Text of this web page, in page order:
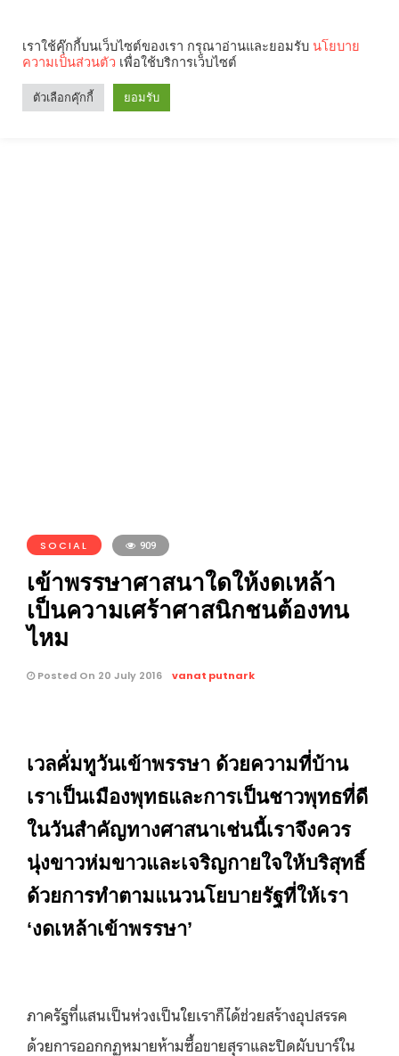
SOCIAL 909
เข้าพรรษาศาสนาใดให้งดเหล้า
เป็นความเศร้าศาสนิกชนต้องทน
ไหม
Posted On 20 July 2016 vanat putnark
เวลคั่มทูวันเข้าพรรษา ด้วยความที่บ้าน
เราเป็นเมืองพุทธและการเป็นชาวพุทธที่ดี
ในวันสำคัญทางศาสนาเช่นนี้เราจึงควร
นุ่งขาวห่มขาวและเจริญกายใจให้บริสุทธิ์
ด้วยการทำตามแนวนโยบายรัฐที่ให้เรา
‘งดเหล้าเข้าพรรษา’
ภาครัฐที่แสนเป็นห่วงเป็นใยเราก็ได้ช่วยสร้างอุปสรรค
ด้วยการออกกฏหมายห้ามซื้อขายสุราและปิดผับบาร์ใน
เราใช้คุ๊กกี้บนเว็บไซต์ของเรา กรุณาอ่านและยอมรับ นโยบาย
ความเป็นส่วนตัว เพื่อใช้บริการเว็บไซต์
ตัวเลือกคุ๊กกี้ ยอมรับ